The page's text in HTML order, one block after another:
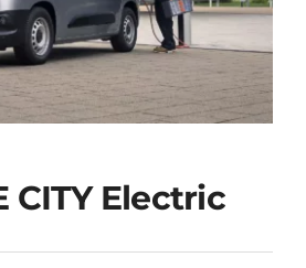
CITY Electric
CITY Electric